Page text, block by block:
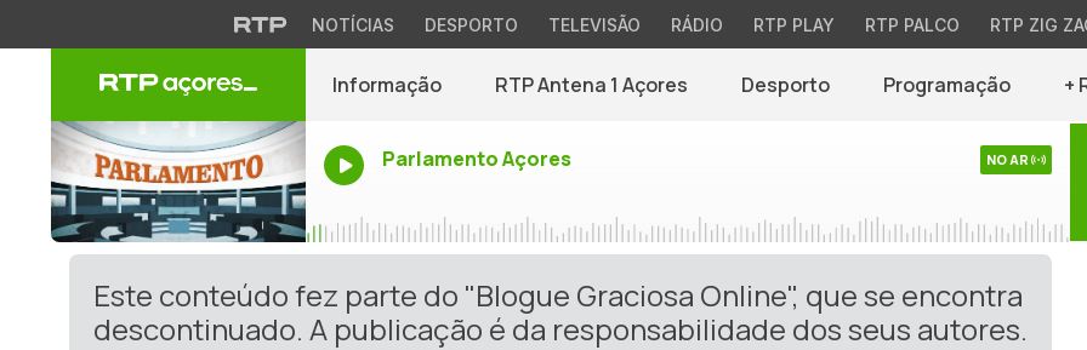
NOTÍCIAS DESPORTO TELEVISÃO RÁDIO RTP PLAY RTP PALCO RTP ZIG
Informação RTP Antena 1 Açores Desporto Programação +
Parlamento Açores NO AR
Este conteúdo fez parte do "Blogue Graciosa Online", que se encontra
descontinuado. A publicação é da responsabilidade dos seus autores.